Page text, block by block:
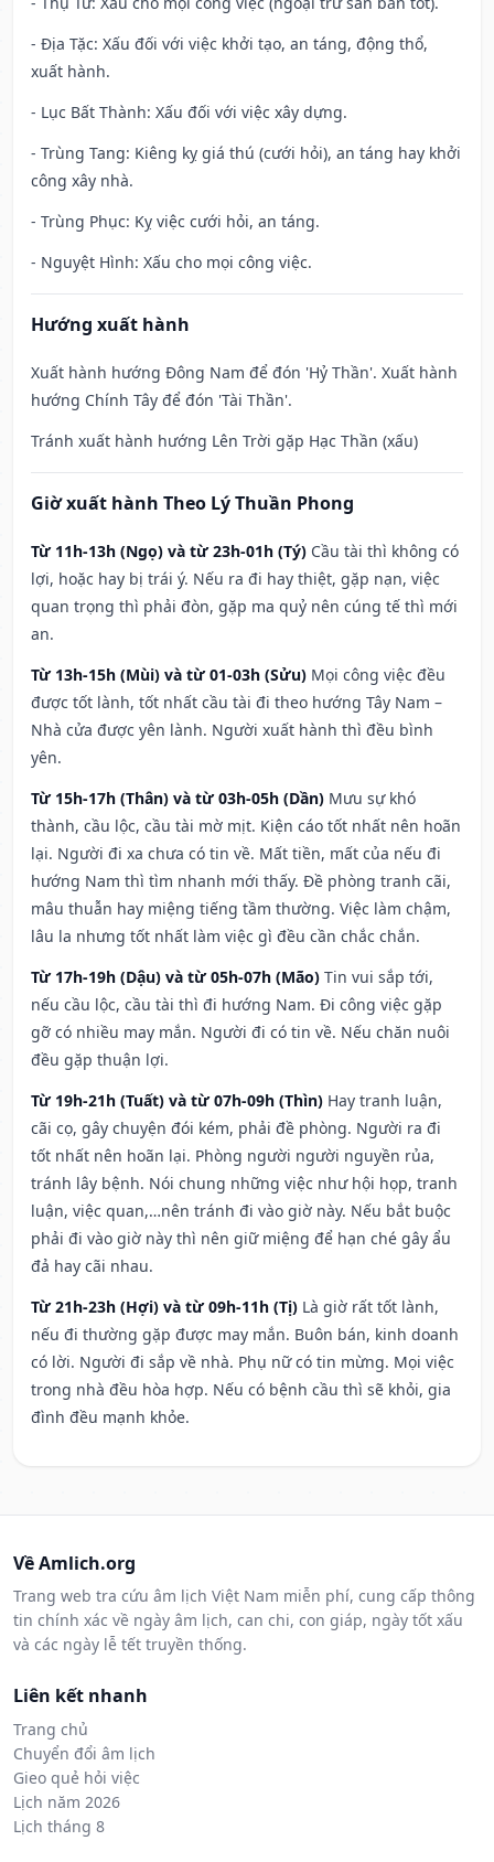
- Địa Tặc: Xấu đối với việc khởi tạo, an táng, động thổ,
xuất hành.
- Lục Bất Thành: Xấu đối với việc xây dựng.
- Trùng Tang: Kiêng kỵ giá thú (cưới hỏi), an táng hay khởi
công xây nhà.
- Trùng Phục: Kỵ việc cưới hỏi, an táng.
- Nguyệt Hình: Xấu cho mọi công việc.
Hướng xuất hành
Xuất hành hướng Đông Nam để đón 'Hỷ Thần'. Xuất hành
hướng Chính Tây để đón 'Tài Thần'.
Tránh xuất hành hướng Lên Trời gặp Hạc Thần (xấu)
Giờ xuất hành Theo Lý Thuần Phong
Từ 11h-13h (Ngọ) và từ 23h-01h (Tý) Cầu tài thì không có
lợi, hoặc hay bị trái ý. Nếu ra đi hay thiệt, gặp nạn, việc
quan trọng thì phải đòn, gặp ma quỷ nên cúng tế thì mới
an.
Từ 13h-15h (Mùi) và từ 01-03h (Sửu) Mọi công việc đều
được tốt lành, tốt nhất cầu tài đi theo hướng Tây Nam –
Nhà cửa được yên lành. Người xuất hành thì đều bình
yên.
Từ 15h-17h (Thân) và từ 03h-05h (Dần) Mưu sự khó
thành, cầu lộc, cầu tài mờ mịt. Kiện cáo tốt nhất nên hoãn
lại. Người đi xa chưa có tin về. Mất tiền, mất của nếu đi
hướng Nam thì tìm nhanh mới thấy. Đề phòng tranh cãi,
mâu thuẫn hay miệng tiếng tầm thường. Việc làm chậm,
lâu la nhưng tốt nhất làm việc gì đều cần chắc chắn.
Từ 17h-19h (Dậu) và từ 05h-07h (Mão) Tin vui sắp tới,
nếu cầu lộc, cầu tài thì đi hướng Nam. Đi công việc gặp
gỡ có nhiều may mắn. Người đi có tin về. Nếu chăn nuôi
đều gặp thuận lợi.
Từ 19h-21h (Tuất) và từ 07h-09h (Thìn) Hay tranh luận,
cãi cọ, gây chuyện đói kém, phải đề phòng. Người ra đi
tốt nhất nên hoãn lại. Phòng người người nguyền rủa,
tránh lây bệnh. Nói chung những việc như hội họp, tranh
luận, việc quan,…nên tránh đi vào giờ này. Nếu bắt buộc
phải đi vào giờ này thì nên giữ miệng để hạn ché gây ẩu
đả hay cãi nhau.
Từ 21h-23h (Hợi) và từ 09h-11h (Tị) Là giờ rất tốt lành,
nếu đi thường gặp được may mắn. Buôn bán, kinh doanh
có lời. Người đi sắp về nhà. Phụ nữ có tin mừng. Mọi việc
trong nhà đều hòa hợp. Nếu có bệnh cầu thì sẽ khỏi, gia
đình đều mạnh khỏe.
Về Amlich.org
Trang web tra cứu âm lịch Việt Nam miễn phí, cung cấp thông
tin chính xác về ngày âm lịch, can chi, con giáp, ngày tốt xấu
và các ngày lễ tết truyền thống.
Liên kết nhanh
Trang chủ
Chuyển đổi âm lịch
Gieo quẻ hỏi việc
Lịch năm 2026
Lịch tháng 8